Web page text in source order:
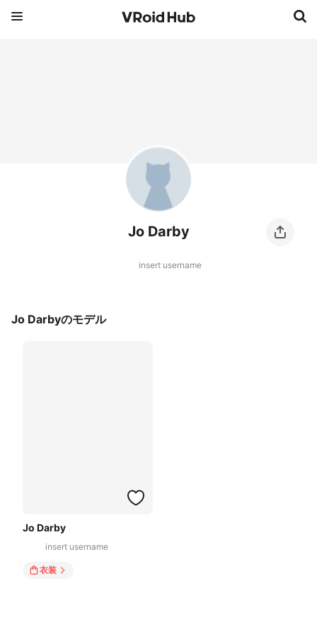
Jo Darby
insert username
Jo Darbyのモデル
Jo Darby
insert username
衣装